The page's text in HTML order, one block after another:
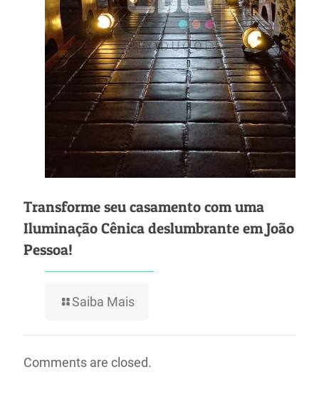
Transforme seu casamento com uma
Iluminação Cênica deslumbrante em João
Pessoa!
Saiba Mais
Comments are closed.